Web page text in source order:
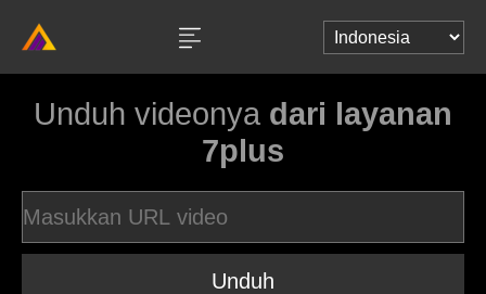
Unduh videonya dari layanan
7plus
Unduh